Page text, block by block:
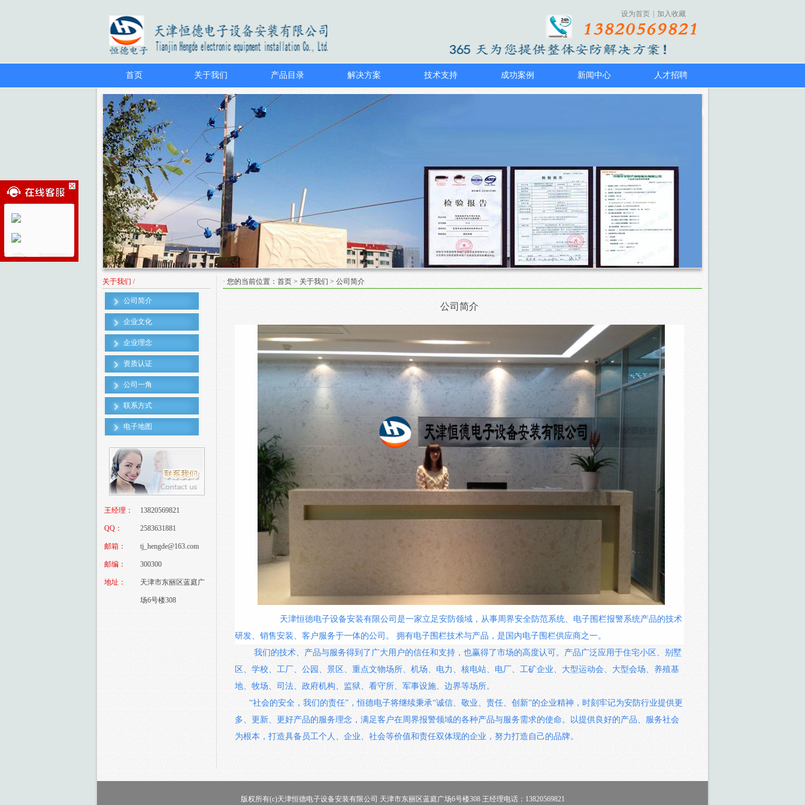
设为首页 加入收藏
首页 关于我们 产品目录 解决方案 技术支持 成功案例 新闻中心 人才招聘
1 3
4
关于我们 /
公司简介
企业文化
企业理念
资质认证
公司一角
联系方式
电子地图
王经理： 13820569821
QQ： 2583631881
邮箱： tj_hengde@163.com
邮编： 300300
地址： 天津市东丽区蓝庭广
场6号楼308
· 您的当前位置： 首页 > 关于我们 > 公司简介
公司简介
天津恒德电子设备安装有限公司是一家立足安防领域，从事周界安全防范系统、电子围栏报警系统产品的技术
研发、销售安装、客户服务于一体的公司。
拥有电子围栏技术与产品，是国内电子围栏供应商之一。
我们 的技术、产品与服务得到了广大用户的信任和支持，也赢得了市场的高度认可。产品广泛应用于住宅小区、别墅
区、学校、工厂、公园、景区、重点文物场所、机场、电力、核电站、电厂、工矿企业、大型运动会、大型会场、养殖基
地、牧场、司法、政府机构、监狱、看守所、军事设施、边界等场所。
“社会的安全，我们的责任”，恒德电子将继续秉承“诚信、敬业、责任、创新”的企业精神，时刻牢记为安防行业提供更
多、更新、更好产品的服务理念，满足客户在周界报警领域的各种产品与服务需求的使命。以提供良好的产品、服务社会
为根本，打造具备员工个人、企业、社会等价值和责任双体现的企业，努力打造自己的品牌。
版权所有(c)天津恒德电子设备安装有限公司 天津市东丽区蓝庭广场6号楼308 王经理电话：13820569821